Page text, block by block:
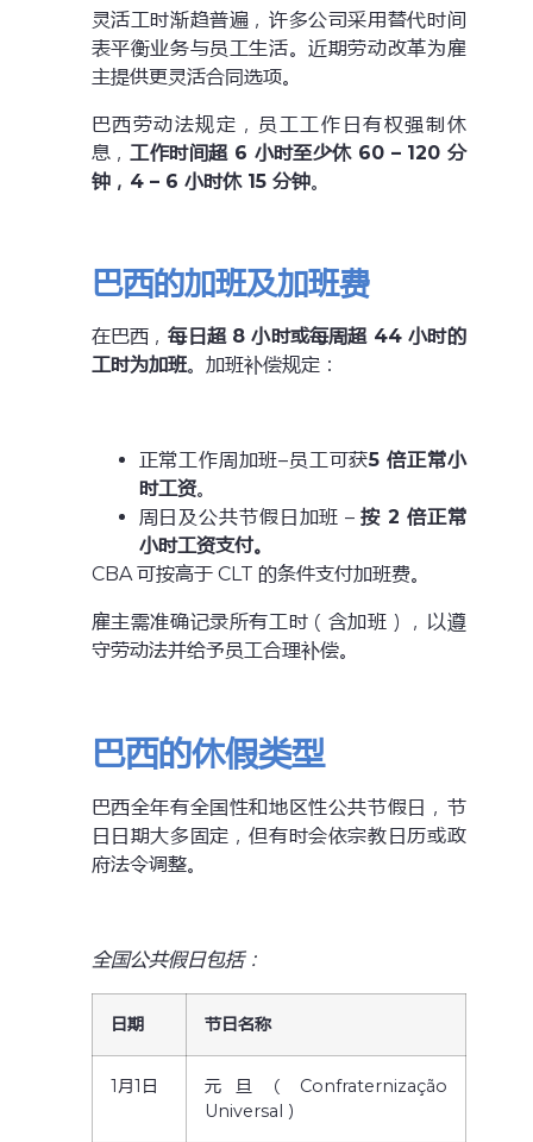
灵活工时渐趋普遍，许多公司采用替代时间
表平衡业务与员工生活。近期劳动改革为雇
主提供更灵活合同选项。
巴西劳动法规定，员工工作日有权强制休
息，工作时间超 6 小时至少休 60 – 120 分
钟，4 – 6 小时休 15 分钟。
巴西的加班及加班费
在巴西，每日超 8 小时或每周超 44 小时的
工时为加班。加班补偿规定：
正常工作周加班–员工可获5 倍正常小
时工资。
周日及公共节假日加班 –按 2 倍正常
小时工资支付。
CBA 可按高于 CLT 的条件支付加班费。
雇主需准确记录所有工时（含加班），以遵
守劳动法并给予员工合理补偿。
巴西的休假类型
巴西全年有全国性和地区性公共节假日，节
日日期大多固定，但有时会依宗教日历或政
府法令调整。
全国公共假日包括：
日期 节日名称
1月1日
元旦（Confraternização
Universal）